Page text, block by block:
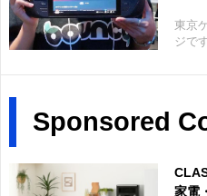
東京
ジです
Sponsored
家電